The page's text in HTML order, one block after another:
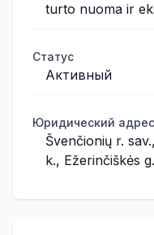
turto nuoma ir
Статус
Активный
Юридический адрес
Švenčionių r.
k., Ežerinčiškės